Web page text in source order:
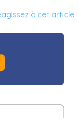
à cet article